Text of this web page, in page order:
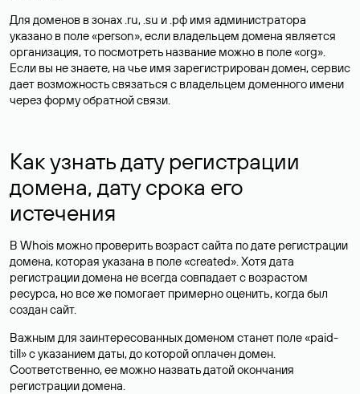
Для доменов в зонах .ru, .su и .рф имя администратора
указано в поле «person», если владельцем домена является
организация, то посмотреть название можно в поле «org».
Если вы не знаете, на чье имя зарегистрирован домен, сервис
дает возможность связаться с владельцем доменного имени
через форму обратной связи.
Как узнать дату регистрации
домена, дату срока его
истечения
В Whois можно проверить возраст сайта по дате регистрации
домена, которая указана в поле «created». Хотя дата
регистрации домена не всегда совпадает с возрастом
ресурса, но все же помогает примерно оценить, когда был
создан сайт.
Важным для заинтересованных доменом станет поле «paid-
till» с указанием даты, до которой оплачен домен.
Соответственно, ее можно назвать датой окончания
регистрации домена.